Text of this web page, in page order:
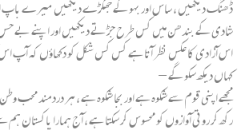
ڈھنگ دیکھیں ، ساس اور بہو کے جھگڑے دیکھیں میرے باپ
شادی کے بندھن میں کس طرح جڑتے دیکھیں اور اپنے بے
اس آزادی کا عکس نظر آتا ہے کس کس شکل کو دکھاؤں کہ آپ اس
کہاں دیکھ سکو گے –
مجھے اپنی قوم سے شکوہ ہے اور بجا شکوہ ہے ، ہر درد مند محب
رکھ کر روتی آوازوں کو محسوس کر سکتا ہے ، آج ہمارا پاکستان